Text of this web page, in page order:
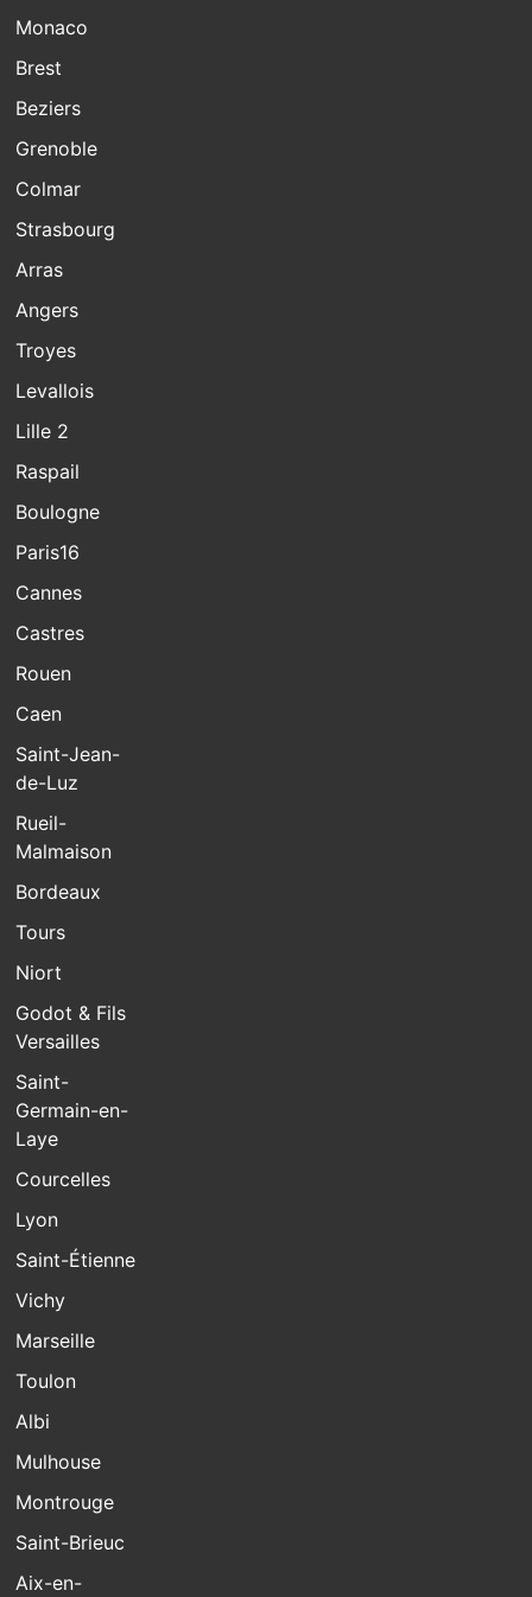
Monaco
Brest
Beziers
Grenoble
Colmar
Strasbourg
Arras
Angers
Troyes
Levallois
Lille 2
Raspail
Boulogne
Paris16
Cannes
Castres
Rouen
Caen
Saint-Jean-
de-Luz
Rueil-
Malmaison
Bordeaux
Tours
Niort
Godot & Fils
Versailles
Saint-
Germain-en-
Laye
Courcelles
Lyon
Saint-Étienne
Vichy
Marseille
Toulon
Albi
Mulhouse
Montrouge
Saint-Brieuc
Aix-en-